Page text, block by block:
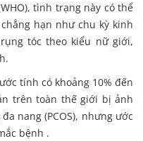
tình trạng này có thể
hạn như chu kỳ kinh
tóc theo kiểu nữ giới,
tính có khoảng 10% đến
trên toàn thế giới bị ảnh
nang (PCOS), nhưng ước
bệnh .